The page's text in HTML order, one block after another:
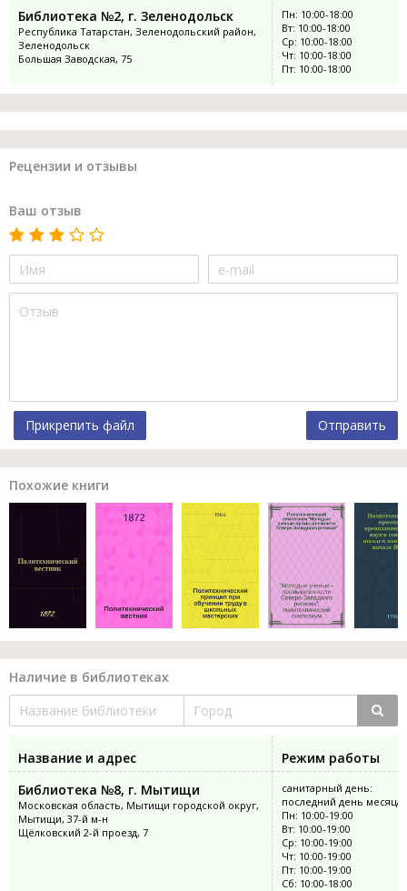
Библиотека №2, г. Зеленодольск
Республика Татарстан, Зеленодольский район,
Зеленодольск
Большая Заводская, 75
Пн: 10:00-18:00
Вт: 10:00-18:00
Ср: 10:00-18:00
Чт: 10:00-18:00
Пт: 10:00-18:00
Рецензии и отзывы
Ваш отзыв
Прикрепить файл Отправить
Похожие книги
Наличие в библиотеках
Название и адрес
Режим работы
Библиотека №8, г. Мытищи
Московская область, Мытищи городской округ,
Мытищи, 37-й м-н
Щёлковский 2-й проезд, 7
санитарный день:
последний день месяца
Пн: 10:00-19:00
Вт: 10:00-19:00
Ср: 10:00-19:00
Чт: 10:00-19:00
Пт: 10:00-19:00
Сб: 10:00-18:00